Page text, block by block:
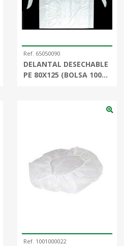
Ref. 65050090
DELANTAL DESECHABLE
PE 80X125 (BOLSA 100
Ref. 1001000022